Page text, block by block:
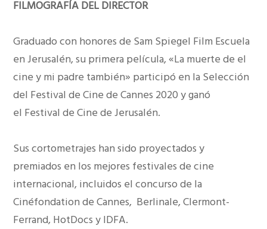
FILMOGRAFÍA DEL DIRECTOR
Graduado con honores de Sam Spiegel Film Escuela
en Jerusalén, su primera película, «La muerte de el
cine y mi padre también» participó en la Selección
del Festival de Cine de Cannes 2020 y ganó
el Festival de Cine de Jerusalén.
Sus cortometrajes han sido proyectados y
premiados en los mejores festivales de cine
internacional, incluidos el concurso de la
Cinéfondation de Cannes, Berlinale, Clermont-
Ferrand, HotDocs y IDFA.